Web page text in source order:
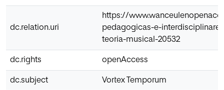
dc.relation.uri
https://
pedagogicas-e-
teoria-musical-20532
dc.rights openAccess
dc.subject Vortex Temporum